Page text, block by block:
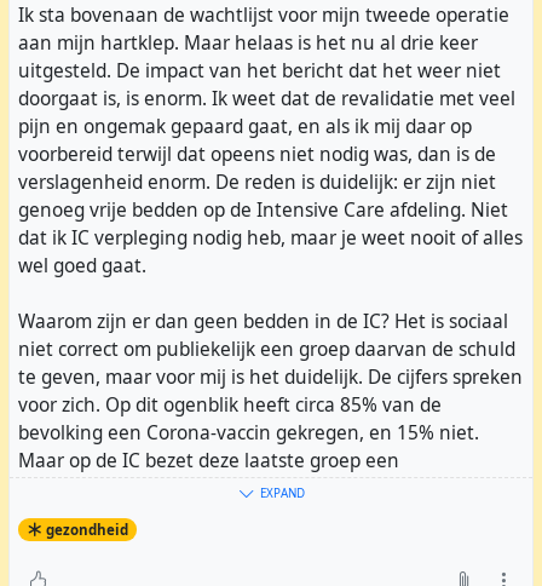
Ik sta bovenaan de wachtlijst voor mijn tweede operatie
aan mijn hartklep. Maar helaas is het nu al drie keer
uitgesteld. De impact van het bericht dat het weer niet
doorgaat is, is enorm. Ik weet dat de revalidatie met veel
pijn en ongemak gepaard gaat, en als ik mij daar op
voorbereid terwijl dat opeens niet nodig was, dan is de
verslagenheid enorm. De reden is duidelijk: er zijn niet
genoeg vrije bedden op de Intensive Care afdeling. Niet
dat ik IC verpleging nodig heb, maar je weet nooit of alles
wel goed gaat.
Waarom zijn er dan geen bedden in de IC? Het is sociaal
niet correct om publiekelijk een groep daarvan de schuld
te geven, maar voor mij is het duidelijk. De cijfers spreken
voor zich. Op dit ogenblik heeft circa 85% van de
bevolking een Corona-vaccin gekregen, en 15% niet.
Maar op de IC bezet deze laatste groep een
disproportionele 70% van de bedden. Had iedereen een
vaccin genomen, zo is mijn conclusie, was de bezetting
iets meer dan 30%, en dan nog voornamelijk door
Corona-patiënten met onderliggend lijden.
EXPAND
gezondheid